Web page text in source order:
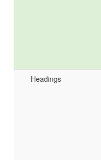
Headings